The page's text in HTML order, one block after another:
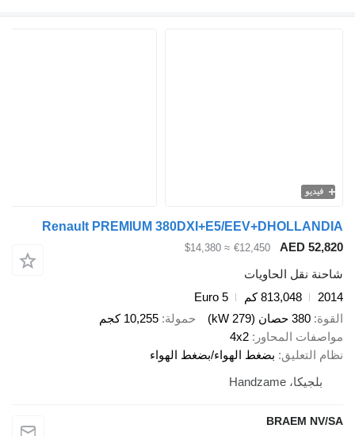
فيديو
Renault PREMIUM 380DXI+E5/EEV+DHOLLANDIA
AED 52,820
€12,450
≈ $14,380
شاحنة نقل الحاويات
2014
813,048 كم
Euro 5
القوة 380 حصان (279 kW) حمولة 10,255 كجم
مواصفات المحاور
4x2
نظام التعليق بضغط الهواء/بضغط الهواء
بلجيكا، Handzame
BRAEM NV/SA